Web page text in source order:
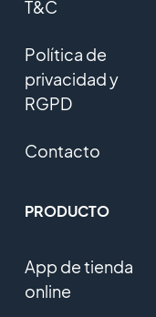
T&C
Política de
privacidad y
RGPD
Contacto
PRODUCTO
App de tienda
online